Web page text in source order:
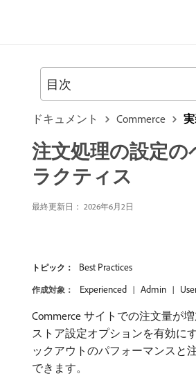
ドキュメント Commerce
注文処理の設定の
ラクティス
最終更新日： 2026年6月2日
トピック： Best Practices
作成対象： Experienced Admin
Commerce サイトでの注文量が
ストア設定オプションを有効に
ックアウトのパフォーマンスと
できます。
目次